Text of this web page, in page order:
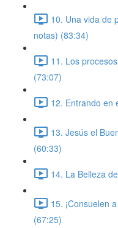
10. Una vida de
notas) (83:34)
11. Los
(73:07)
12. Entrando en
13. Jesús el
(60:33)
14. La Belleza
15. ¡Consuelen
(67:25)